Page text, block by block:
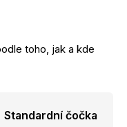
toho, jak a kde
Standardní čočka